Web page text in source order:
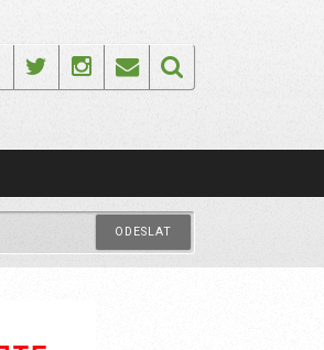
FacebookTwitterInstagram
Email